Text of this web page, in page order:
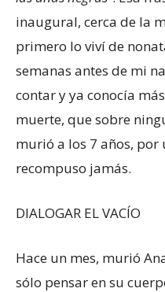
inaugural, cerca de la
primero lo viví de
semanas antes de mi
contar y ya conocía
muerte, que sobre
murió a los 7 años, por
recompuso jamás.
DIALOGAR EL VACÍO
Hace un mes, murió
sólo pensar en su